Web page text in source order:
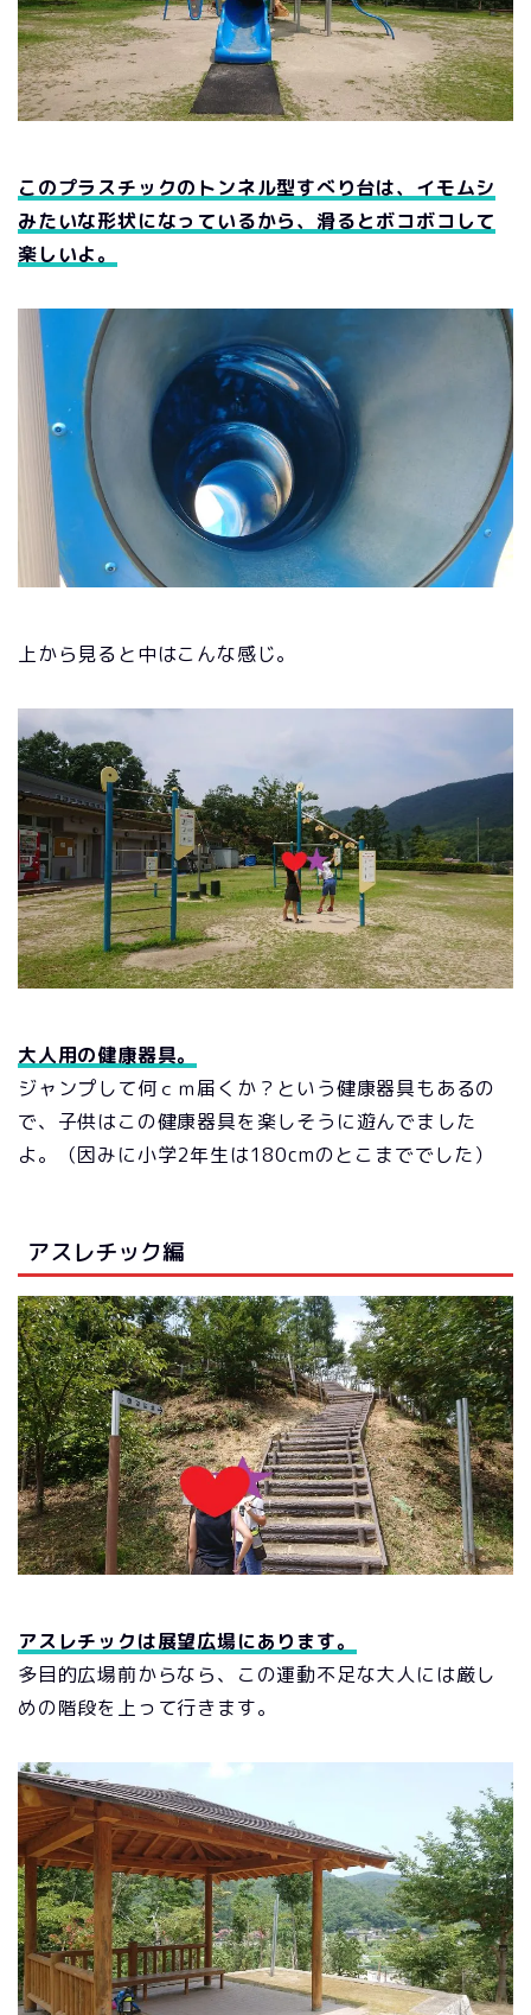
このプラスチックのトンネル型すべり台は、イモムシ
みたいな形状になっているから、滑るとボコボコして
楽しいよ。
上から見ると中はこんな感じ。
大人用の健康器具。
ジャンプして何ｃｍ届くか？という健康器具もあるの
で、子供はこの健康器具を楽しそうに遊んでました
よ。（因みに小学2年生は180cmのとこまででした）
アスレチック編
アスレチックは展望広場にあります。
多目的広場前からなら、この運動不足な大人には厳し
めの階段を上って行きます。